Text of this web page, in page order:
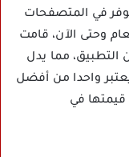
في المتصفحات
وحتى الآن، قامت
مختلفة من التطبيق، مما يدل
واحدا من أفضل
قيمتها في